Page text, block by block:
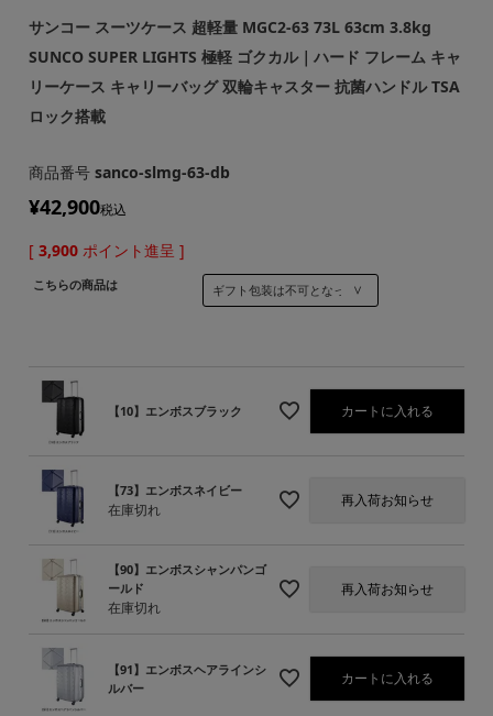
サンコー スーツケース 超軽量 MGC2-63 73L 63cm 3.8kg
SUNCO SUPER LIGHTS 極軽 ゴクカル｜ハード フレーム キャ
リーケース キャリーバッグ 双輪キャスター 抗菌ハンドル TSA
ロック搭載
商品番号 sanco-slmg-63-db
¥42,900税込
[ 3,900 ポイント進呈 ]
こちらの商品は
【10】エンボスブラック カートに入れる
【73】エンボスネイビー
在庫切れ
再入荷お知らせ
【90】エンボスシャンパンゴ
ールド
在庫切れ
再入荷お知らせ
【91】エンボスヘアラインシ
ルバー
カートに入れる